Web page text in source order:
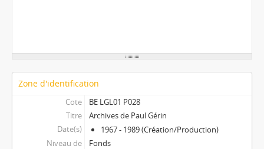
Zone d'identification
Cote
BE LGL01 P028
Titre
Archives de Paul Gérin
Date(s)
1967 - 1989 (Création/Production)
Niveau de
Fonds